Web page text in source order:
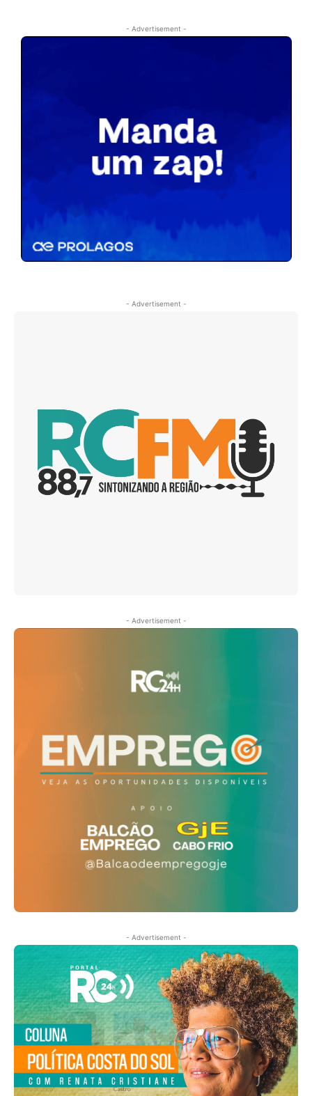
- Advertisement -
- Advertisement -
- Advertisement -
- Advertisement -